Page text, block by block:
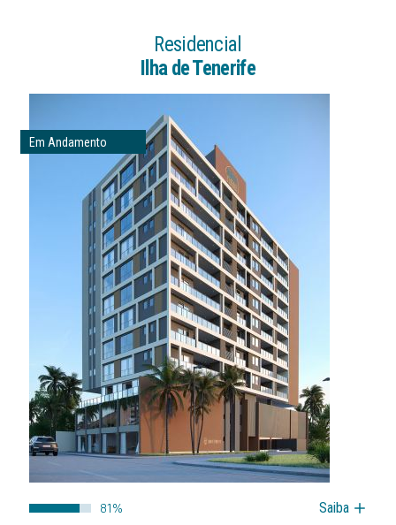
Residencial
Ilha de Tenerife
Em Andamento
81% Saiba